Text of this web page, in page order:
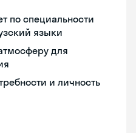
по специальности
языки
для
и личность